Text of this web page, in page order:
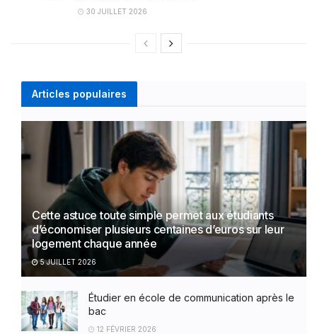
30 JUILLET 2026
Articles populaires
Cette astuce toute simple permet aux étudiants
d’économiser plusieurs centaines d’euros sur leur
logement chaque année
5 JUILLET 2026
Étudier en école de communication après le
bac
12 FÉVRIER 2026